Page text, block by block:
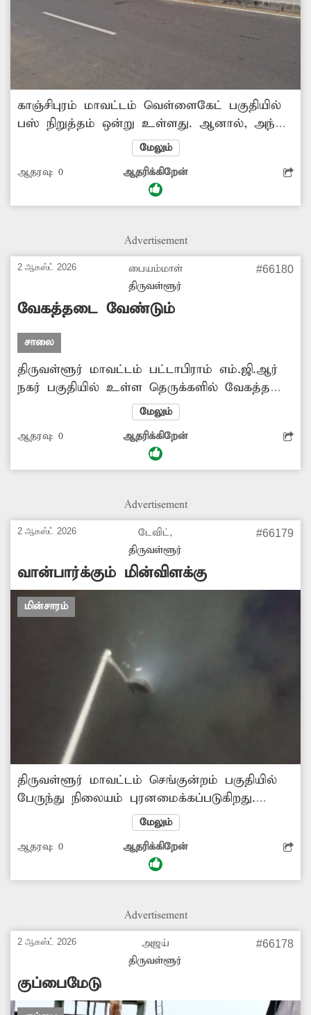
காஞ்சிபுரம் மாவட்டம் வெள்ளைகேட் பகுதியில்
பஸ் நிறுத்தம் ஒன்று உள்ளது. ஆனால், அந்த
பஸ் நிறுத்தில், பஸ்கள் சரிவர நிறுத்துவதில்லை.
இதனால் அங்கு பஸ் ஏற வரும் பயணிகள்
நீண்ட நேரம் காத்திருக்கும் அவல நிலை
ஏற்பட்டுள்ளது. எனவே சம்பந்தப்பட்ட துறை
எடுக்கவேண்டும் என அப்பகுதி மக்கள்
மேலும்
ஆதரவு: 0 ஆதரிக்கிறேன்
Advertisement
2 ஆகஸ்ட் 2026
பையம்மாள்
திருவள்ளூர்
#66180
வேகத்தடை வேண்டும்
சாலை
திருவள்ளூர் மாவட்டம் பட்டாபிராம் எம்.ஜி.ஆர்
நகர் பகுதியில் உள்ள தெருக்களில் வேகத்தடை
இல்லை. அந்த வழியாக செல்லும் வாகனங்கள்
வேகமாக செல்கின்றனர். இதனால் சாலையில்
செல்லும் மக்கள் அச்சத்துடனே
கடந்துசெல்கின்றனர். எனவே சம்பந்தப்பட்ட
மேலும்
ஆதரவு: 0 ஆதரிக்கிறேன்
Advertisement
2 ஆகஸ்ட் 2026
டேவிட்,
திருவள்ளூர்
#66179
வான்பார்க்கும் மின்விளக்கு
மின்சாரம்
திருவள்ளூர் மாவட்டம் செங்குன்றம் பகுதியில்
பேருந்து நிலையம் புரனமைக்கப்படுகிறது.
இதற்காக புழல் ஏரிக்கரை அருகில் தற்காலிக
பேருந்து நிறுத்தம் அமைக்கப்பட்டது. இங்கு
இருக்கும் தெருவிளக்குகள் ஒன்று கூட
எரியவில்லை.‌ எரிகிற ஒரு விளக்கும் வானத்தை
சம்பந்தப்பட்ட துறை அதிகாரிகள் நடவடிக்கை
மேலும்
ஆதரவு: 0 ஆதரிக்கிறேன்
Advertisement
2 ஆகஸ்ட் 2026
அஜய்
திருவள்ளூர்
#66178
குப்பைமேடு